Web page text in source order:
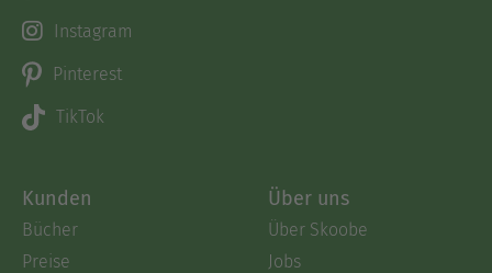
Instagram
Pinterest
TikTok
Kunden
Bücher
Preise
Über uns
Über Skoobe
Jobs